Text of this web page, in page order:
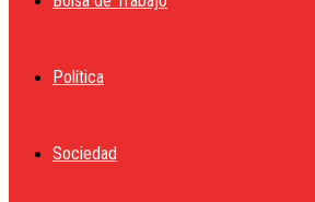
Política
Sociedad